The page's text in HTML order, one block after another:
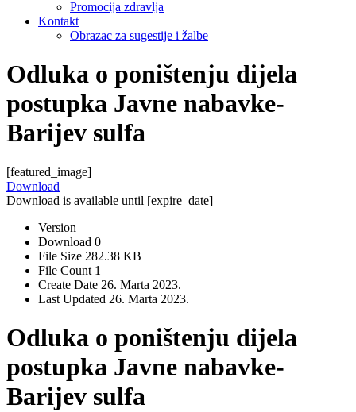
Promocija zdravlja
Kontakt
Obrazac za sugestije i žalbe
Odluka o poništenju dijela
postupka Javne nabavke-
Barijev sulfa
[featured_image]
Download
Download is available until [expire_date]
Version
Download 0
File Size 282.38 KB
File Count 1
Create Date 26. Marta 2023.
Last Updated 26. Marta 2023.
Odluka o poništenju dijela
postupka Javne nabavke-
Barijev sulfa